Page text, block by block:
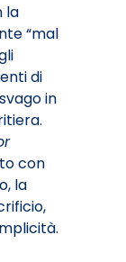
la
“mal
di
in
con
la